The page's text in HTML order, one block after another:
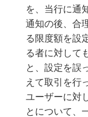
を、当行に通
通知の後、合
る限度額を設
る者に対して
と、設定を誤
えて取引を行
ユーザーに対
とについて、